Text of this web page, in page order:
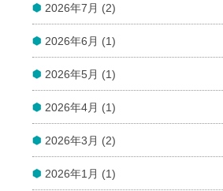
2026年7月 (2)
2026年6月 (1)
2026年5月 (1)
2026年4月 (1)
2026年3月 (2)
2026年1月 (1)